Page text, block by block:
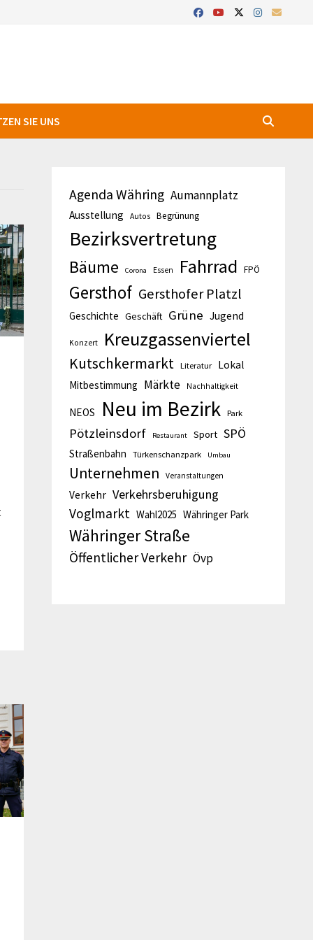
SIE UNS
Agenda Währing Aumannplatz
Ausstellung Autos Begrünung
Bezirksvertretung
Bäume Corona Essen Fahrrad FPÖ
Gersthof Gersthofer Platzl
Geschichte Geschäft Grüne Jugend
Konzert Kreuzgassenviertel
Kutschkermarkt Literatur
Lokal
Mitbestimmung Märkte Nachhaltigkeit
NEOS Neu im Bezirk Park
Pötzleinsdorf Restaurant Sport SPÖ
Straßenbahn Türkenschanzpark Umbau
Unternehmen Veranstaltungen
Verkehr Verkehrsberuhigung
Voglmarkt Wahl2025 Währinger Park
Währinger Straße
Öffentlicher Verkehr Övp